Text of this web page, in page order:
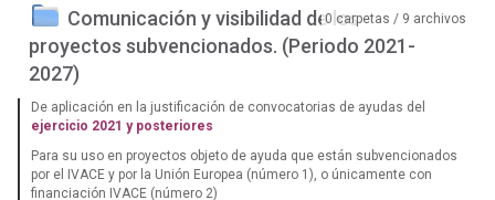
Comunicación y visibilidad de los
proyectos subvencionados. (Periodo 2021-
2027)
0 carpetas / 9 archivos
De aplicación en la justificación de convocatorias de ayudas del
ejercicio 2021 y posteriores
Para su uso en proyectos objeto de ayuda que están subvencionados
por el IVACE y por la Unión Europea (número 1), o únicamente con
financiación IVACE (número 2)